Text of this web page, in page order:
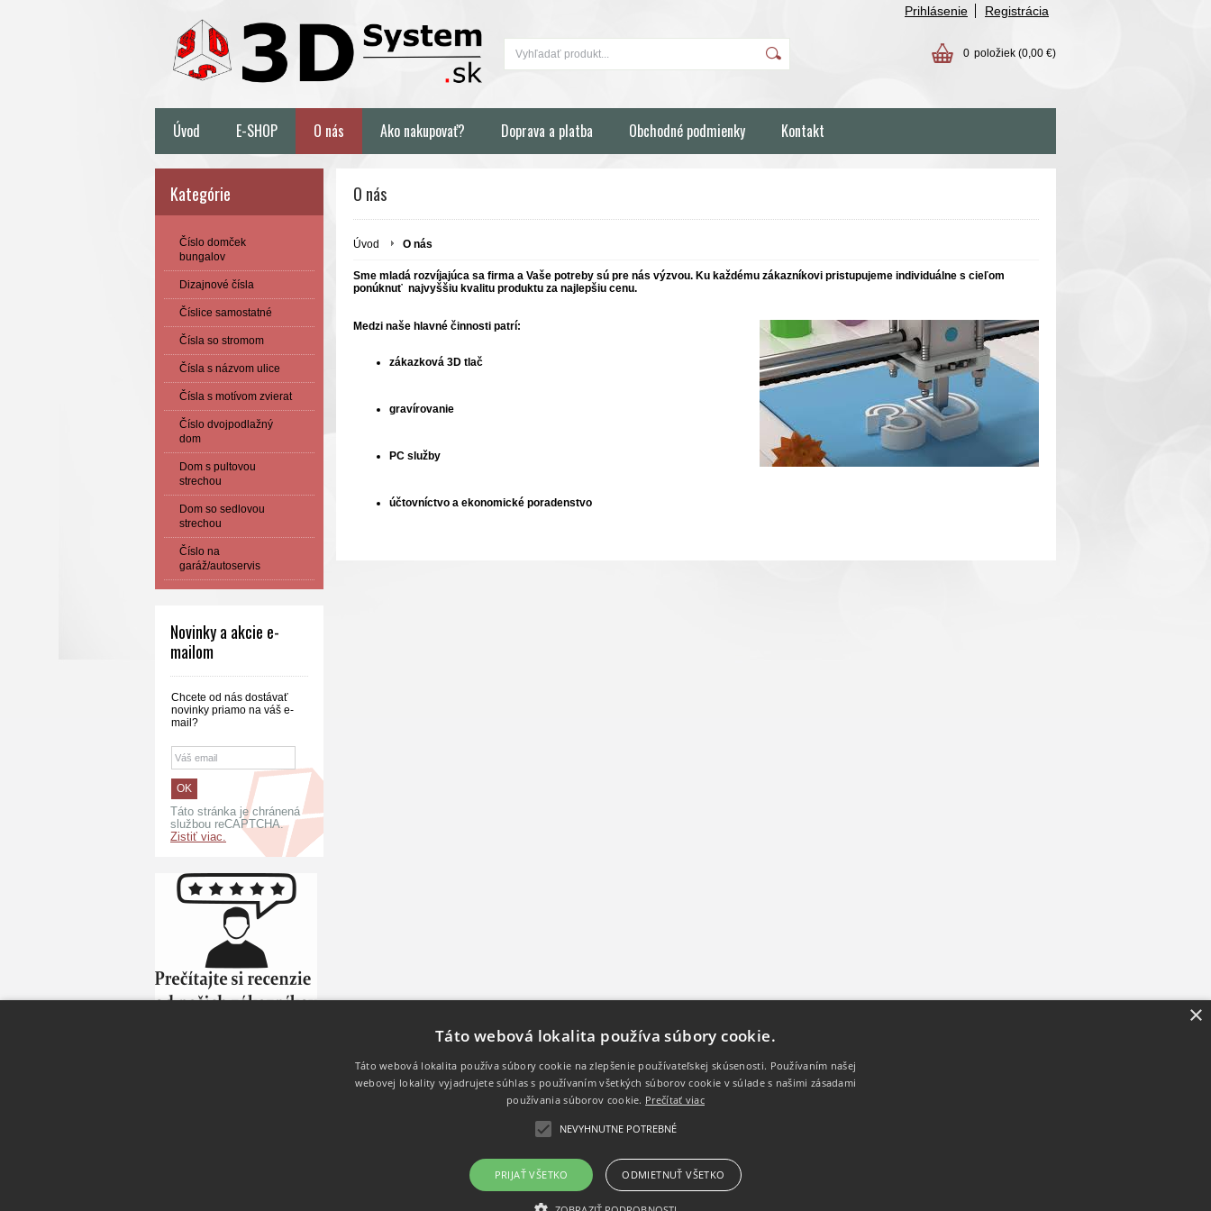
Prihlásenie Registrácia
0 položiek (0,00 €)
Úvod E-SHOP O nás Ako nakupovať? Doprava a platba Obchodné podmienky Kontakt
Kategórie
Číslo domček
bungalov
Dizajnové čísla
Číslice samostatné
Čísla so stromom
Čísla s názvom ulice
Čísla s motívom zvierat
Číslo dvojpodlažný
dom
Dom s pultovou
strechou
Dom so sedlovou
strechou
Číslo na
garáž/autoservis
Novinky a akcie e-
mailom
Chcete od nás dostávať
novinky priamo na váš e-
mail?
Táto stránka je chránená
službou reCAPTCHA.
Zistiť viac.
O nás
Úvod O nás
Sme mladá rozvíjajúca sa firma a Vaše potreby sú pre nás výzvou. Ku každému zákazníkovi pristupujeme individuálne s cieľom
ponúknuť najvyššiu kvalitu produktu za najlepšiu cenu.
Medzi naše hlavné činnosti patrí:
zákazková 3D tlač
gravírovanie
PC služby
účtovníctvo a ekonomické poradenstvo
Sídlo
3D System s.r.o.
Kukučínova 400/66
2121271119
Kontakt
×
Táto webová lokalita používa súbory cookie.
Táto webová lokalita používa súbory cookie na zlepšenie používateľskej skúsenosti. Používaním našej
webovej lokality vyjadrujete súhlas s používaním všetkých súborov cookie v súlade s našimi zásadami
používania súborov cookie. Prečítať viac
NEVYHNUTNE POTREBNÉ
PRIJAŤ VŠETKO ODMIETNUŤ VŠETKO